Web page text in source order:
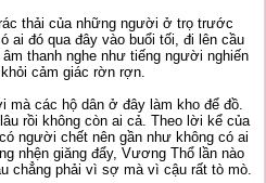
thải của những người ở trọ trước
ai đó qua đây vào buổi tối, đi lên cầu
thanh nghe như tiếng người nghiến
cảm giác rờn rợn.
mà các hộ dân ở đây làm kho để đồ.
rồi không còn ai cả. Theo lời kể của
người chết nên gần như không có ai
nhện giăng đẩy, Vương Thổ lần nào
chẳng phải vì sợ mà vì cậu rất tò mò.